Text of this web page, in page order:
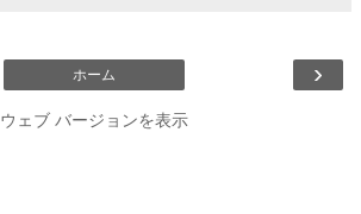
›
ホーム
ウェブ バージョンを表示